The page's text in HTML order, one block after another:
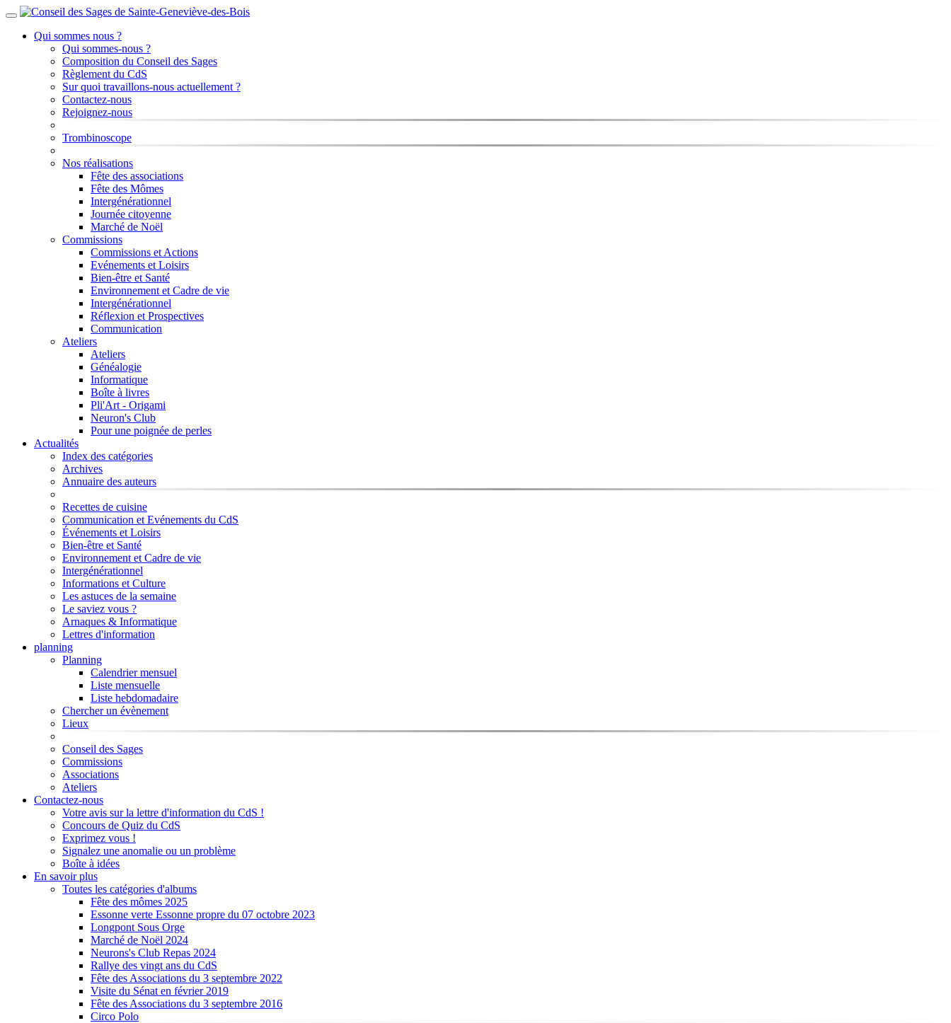
Qui sommes nous ?
Qui sommes-nous ?
Composition du Conseil des Sages
Règlement du CdS
Sur quoi travaillons-nous actuellement ?
Contactez-nous
Rejoignez-nous
Trombinoscope
Nos réalisations
Fête des associations
Fête des Mômes
Intergénérationnel
Journée citoyenne
Marché de Noël
Commissions
Commissions et Actions
Evénements et Loisirs
Bien-être et Santé
Environnement et Cadre de vie
Intergénérationnel
Réflexion et Prospectives
Communication
Ateliers
Ateliers
Généalogie
Informatique
Boîte à livres
Pli'Art - Origami
Neuron's Club
Pour une poignée de perles
Actualités
Index des catégories
Archives
Annuaire des auteurs
Recettes de cuisine
Communication et Evénements du CdS
Événements et Loisirs
Bien-être et Santé
Environnement et Cadre de vie
Intergénérationnel
Informations et Culture
Les astuces de la semaine
Le saviez vous ?
Arnaques & Informatique
Lettres d'information
planning
Planning
Calendrier mensuel
Liste mensuelle
Liste hebdomadaire
Chercher un évènement
Lieux
Conseil des Sages
Commissions
Associations
Ateliers
Contactez-nous
Votre avis sur la lettre d'information du CdS !
Concours de Quiz du CdS
Exprimez vous !
Signalez une anomalie ou un problème
Boîte à idées
En savoir plus
Toutes les catégories d'albums
Fête des mômes 2025
Essonne verte Essonne propre du 07 octobre 2023
Longpont Sous Orge
Marché de Noël 2024
Neurons's Club Repas 2024
Rallye des vingt ans du CdS
Fête des Associations du 3 septembre 2022
Visite du Sénat en février 2019
Fête des Associations du 3 septembre 2016
Circo Polo